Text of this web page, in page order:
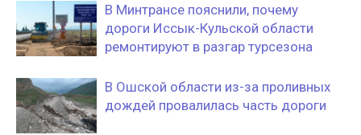
В Минтрансе пояснили, почему
дороги Иссык-Кульской области
ремонтируют в разгар турсезона
В Ошской области из-за проливных
дождей провалилась часть дороги